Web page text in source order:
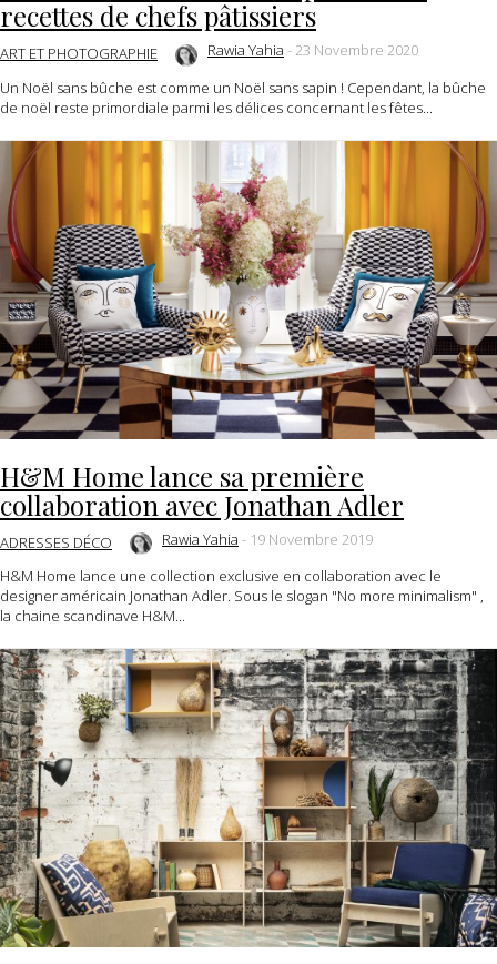
recettes de chefs pâtissiers
ART ET PHOTOGRAPHIE Rawia Yahia -23 Novembre 2020
Un Noël sans bûche est comme un Noël sans sapin ! Cependant, la bûche
de noël reste primordiale parmi les délices concernant les fêtes...
H&M Home lance sa première
collaboration avec Jonathan Adler
ADRESSES DÉCO Rawia Yahia - 19 Novembre 2019
H&M Home lance une collection exclusive en collaboration avec le
designer américain Jonathan Adler. Sous le slogan "No more minimalism" ,
la chaine scandinave H&M...